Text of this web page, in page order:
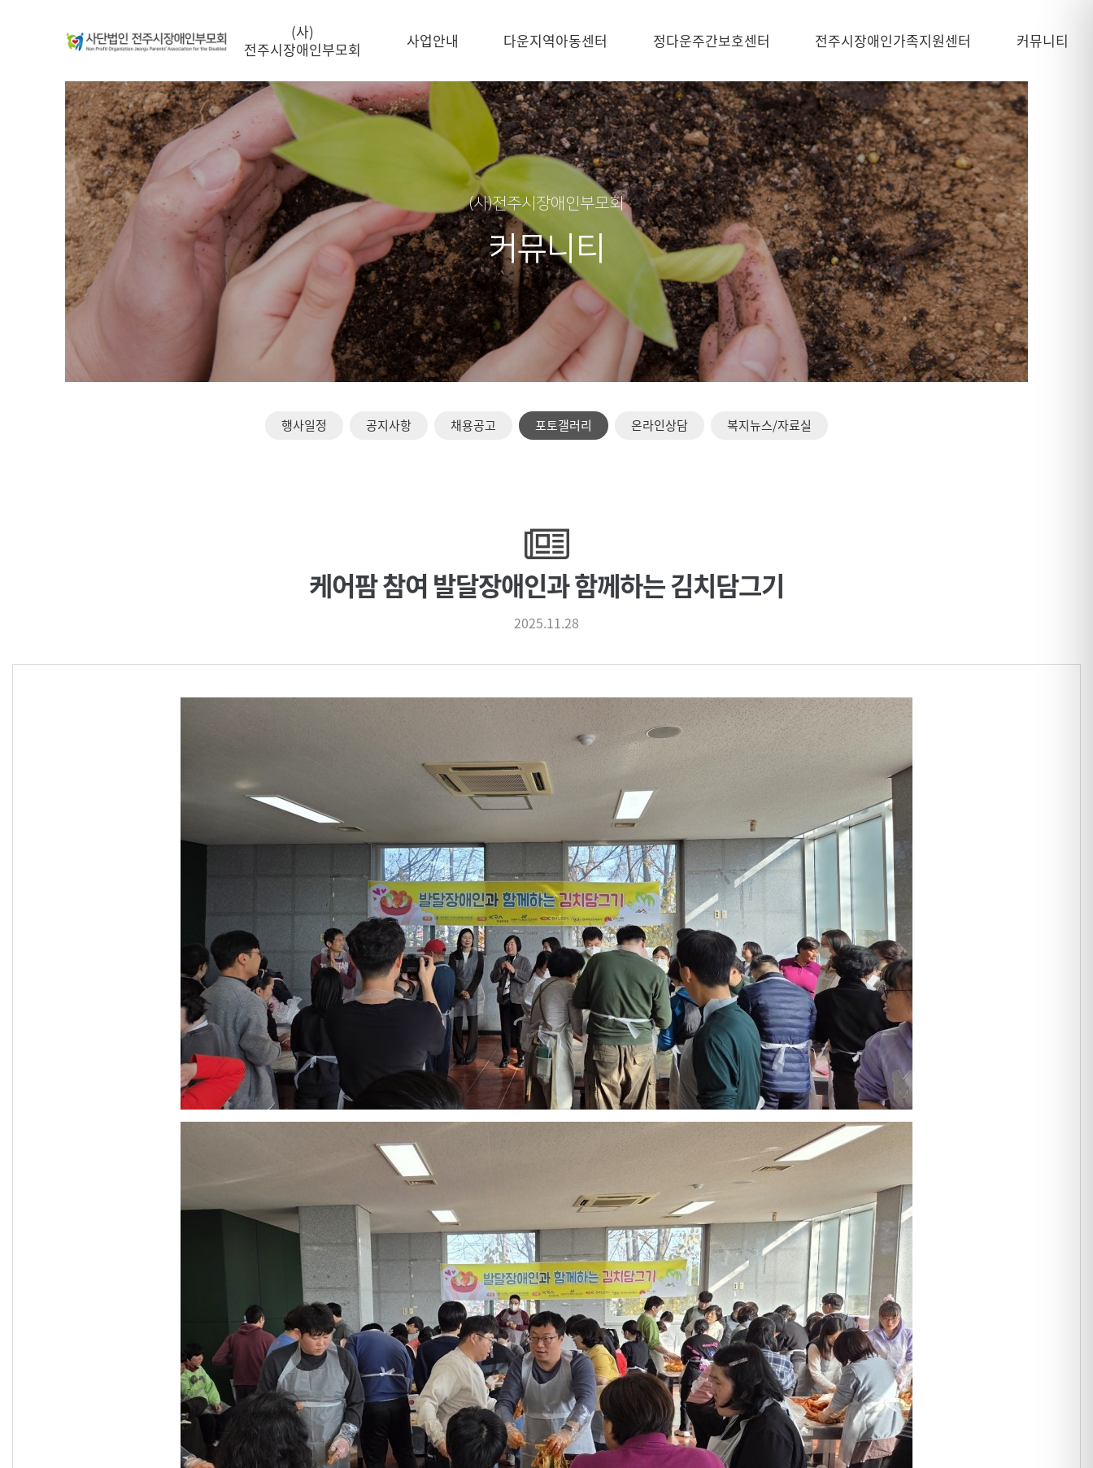
(사)
전주시장애인부모회
사업안내 다운지역아동센터 정다운주간보호센터 전주시장애인가족지원센터 커뮤니티
(사)전주시장애인부모회
커뮤니티
행사일정 공지사항 채용공고 포토갤러리 온라인상담 복지뉴스/자료실
케어팜 참여 발달장애인과 함께하는 김치담그기
2025.11.28